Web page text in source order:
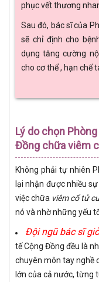
phục vết thương
Sau đó, bác sĩ của
sẽ chỉ định cho
dụng tăng cường
cho cơ thể , hạn chế
Lý do chọn
Đồng chữa viêm
Không phải tự nhiên
lại nhận được nhiều
việc chữa viêm cổ tử
nó và nhờ những yếu
Đội ngũ bác sĩ
tế Cộng Đồng đều là
chuyên môn tay nghề
lớn của cả nước, từng